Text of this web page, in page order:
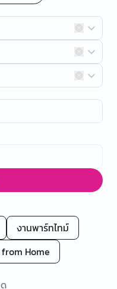
งานพาร์ทไทม์
Home